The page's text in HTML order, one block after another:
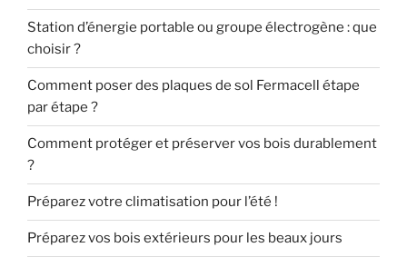
Station d’énergie portable ou groupe électrogène : que
choisir ?
Comment poser des plaques de sol Fermacell étape
par étape ?
Comment protéger et préserver vos bois durablement
?
Préparez votre climatisation pour l’été !
Préparez vos bois extérieurs pour les beaux jours